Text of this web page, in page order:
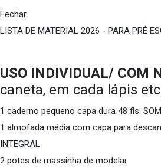
Fechar
LISTA DE MATERIAL 2026 - PARA PRÉ
USO INDIVIDUAL/ COM
caneta, em cada lápis
1 caderno pequeno capa dura 48 fls.
1 almofada média com capa para
INTEGRAL
2 potes de massinha de modelar